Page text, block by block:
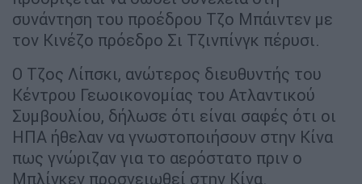
συνάντηση του προέδρου Τζο Μπάιντεν με
τον Κινέζο πρόεδρο Σι Τζινπίνγκ πέρυσι.
Ο Τζος Λίπσκι, ανώτερος διευθυντής του
Κέντρου Γεωοικονομίας του Ατλαντικού
Συμβουλίου, δήλωσε ότι είναι σαφές ότι οι
ΗΠΑ ήθελαν να γνωστοποιήσουν στην Κίνα
πως γνώριζαν για το αερόστατο πριν ο
Μπλίνκεν προσγειωθεί στην Κίνα.